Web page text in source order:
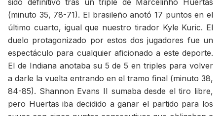
(minuto 35, 78-71). El brasileño anotó 17 puntos en el
último cuarto, igual que nuestro tirador Kyle Kuric. El
duelo protagonizado por estos dos jugadores fue un
espectáculo para cualquier aficionado a este deporte.
El de Indiana anotaba su 5 de 5 en triples para volver
a darle la vuelta entrando en el tramo final (minuto 38,
84-85). Shannon Evans II sumaba desde el tiro libre,
pero Huertas iba decidido a ganar el partido para los